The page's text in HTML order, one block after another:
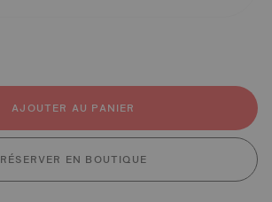
AJOUTER AU PANIER
RÉSERVER EN BOUTIQUE